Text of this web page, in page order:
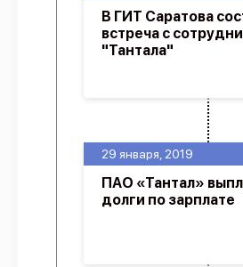
29 января, 2019
ПАО «Тантал»
долги по зарплате
В ГИТ Саратова
встреча с
"Тантала"